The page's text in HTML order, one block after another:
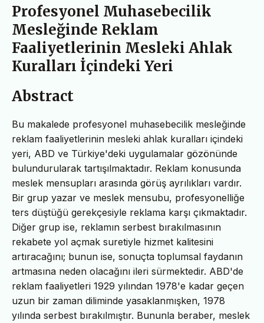
Profesyonel Muhasebecilik
Mesleğinde Reklam
Faaliyetlerinin Mesleki Ahlak
Kuralları İçindeki Yeri
Abstract
Bu makalede profesyonel muhasebecilik mesleğinde
reklam faaliyetlerinin mesleki ahlak kuralları içindeki
yeri, ABD ve Türkiye'deki uygulamalar gözönünde
bulundurularak tartışılmaktadır. Reklam konusunda
meslek mensupları arasında görüş ayrılıkları vardır.
Bir grup yazar ve meslek mensubu, profesyonelliğe
ters düştüğü gerekçesiyle reklama karşı çıkmaktadır.
Diğer grup ise, reklamın serbest bırakılmasının
rekabete yol açmak suretiyle hizmet kalitesini
artıracağını; bunun ise, sonuçta toplumsal faydanın
artmasına neden olacağını ileri sürmektedir. ABD'de
reklam faaliyetleri 1929 yılından 1978'e kadar geçen
uzun bir zaman diliminde yasaklanmışken, 1978
yılında serbest bırakılmıştır. Bununla beraber, meslek